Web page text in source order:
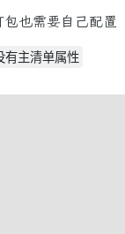
包也需要自己配置
主清单属性